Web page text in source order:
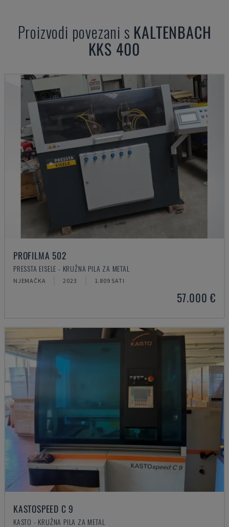
Proizvodi povezani s KALTENBACH
KKS 400
PROFILMA 502
PRESSTA EISELE - KRUŽNA PILA ZA METAL
NJEMAČKA 2023 1.809 SATI
57.000 €
KASTOSPEED C 9
KASTO - KRUŽNA PILA ZA METAL